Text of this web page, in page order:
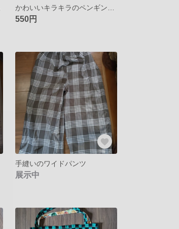
550円
手縫いのワイドパンツ
展示中